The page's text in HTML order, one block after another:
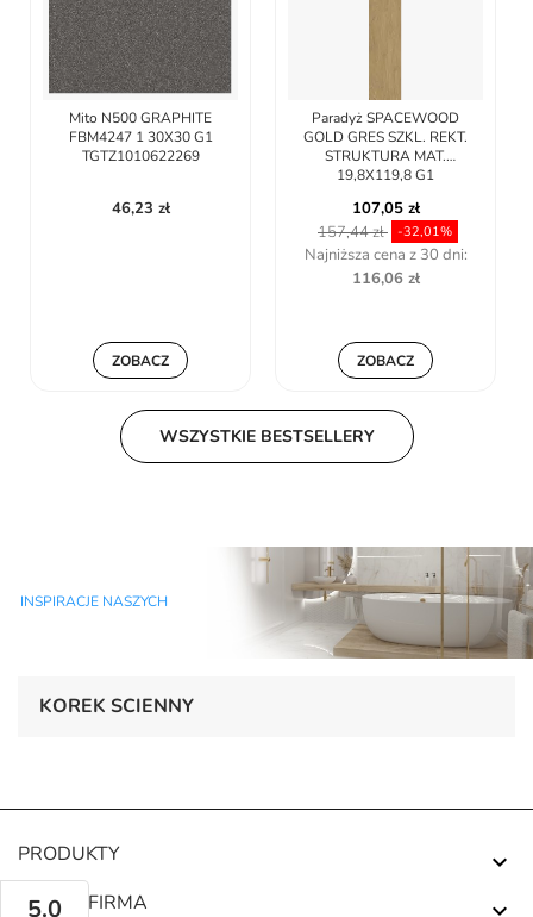
KOREK SCIENNY
Mito N500 GRAPHITE
FBM4247 1 30X30 G1
TGTZ1010622269
46,23 zł
ZOBACZ
Paradyż SPACEWOOD
GOLD GRES SZKL. REKT.
STRUKTURA MAT.
19,8X119,8 G1
107,05 zł
157,44 zł -32,01%
Najniższa cena z 30 dni:
116,06 zł
ZOBACZ
WSZYSTKIE BESTSELLERY
INSPIRACJE NASZYCH
PRODUKTY 
NASZA FIRMA
5.0